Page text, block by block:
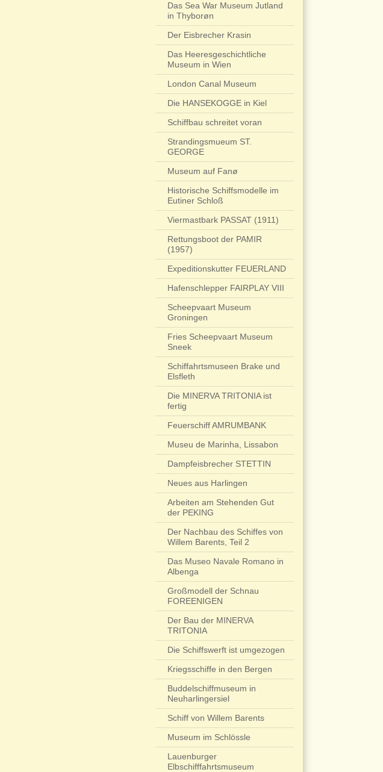
Das Sea War Museum Jutland
in Thyborøn
Der Eisbrecher Krasin
Das Heeresgeschichtliche
Museum in Wien
London Canal Museum
Die HANSEKOGGE in Kiel
Schiffbau schreitet voran
Strandingsmueum ST.
GEORGE
Museum auf Fanø
Historische Schiffsmodelle im
Eutiner Schloß
Viermastbark PASSAT (1911)
Rettungsboot der PAMIR
(1957)
Expeditionskutter FEUERLAND
Hafenschlepper FAIRPLAY VIII
Scheepvaart Museum
Groningen
Fries Scheepvaart Museum
Sneek
Schiffahrtsmuseen Brake und
Elsfleth
Die MINERVA TRITONIA ist
fertig
Feuerschiff AMRUMBANK
Museu de Marinha, Lissabon
Dampfeisbrecher STETTIN
Neues aus Harlingen
Arbeiten am Stehenden Gut
der PEKING
Der Nachbau des Schiffes von
Willem Barents, Teil 2
Das Museo Navale Romano in
Albenga
Großmodell der Schnau
FOREENIGEN
Der Bau der MINERVA
TRITONIA
Die Schiffswerft ist umgezogen
Kriegsschiffe in den Bergen
Buddelschiffmuseum in
Neuharlingersiel
Schiff von Willem Barents
Museum im Schlössle
Lauenburger
Elbschifffahrtsmuseum